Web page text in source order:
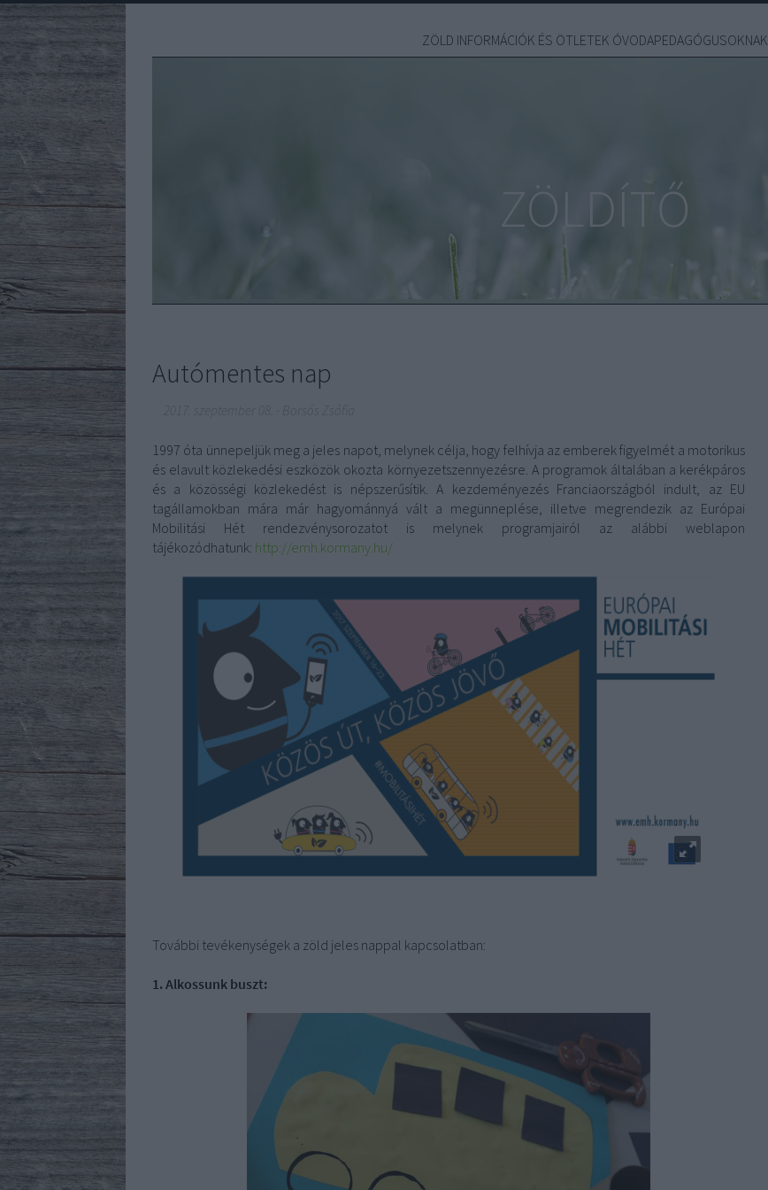
ZÖLD INFORMÁCIÓK ÉS ÖTLETEK ÓVODAPEDAGÓGUSOKNAK
ZÖLDÍTŐ
Autómentes nap
1997 óta ünnepeljük meg a jeles napot, melynek célja, hogy felhívja az emberek figyelmét a motorikus
és elavult közlekedési eszközök okozta környezetszennyezésre. A programok általában a kerékpáros
és a közösségi közlekedést is népszerűsítik.A kezdeményezés Franciaországból indult, az EU
tagállamokban mára már hagyománnyá vált a megünneplése, illetve megrendezik az Európai
Mobilitási Hét rendezvénysorozatot is melynek programjairól az alábbi weblapon
tájékozódhatunk: http://emh.kormany.hu/
További tevékenységek a zöld jeles nappal kapcsolatban:
1. Alkossunk buszt: